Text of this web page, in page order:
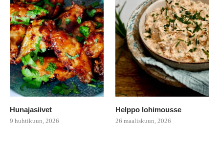
Hunajasiivet
9 huhtikuun, 2026
Helppo lohimousse
26 maaliskuun, 2026